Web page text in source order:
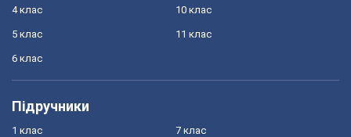
4 клас
5 клас
6 клас
10 клас
11 клас
Підручники
1 клас 7 клас